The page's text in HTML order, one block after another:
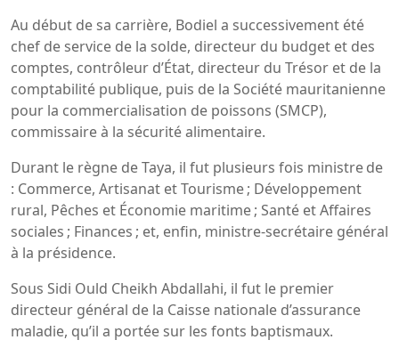
Au début de sa carrière, Bodiel a successivement été
chef de service de la solde, directeur du budget et des
comptes, contrôleur d’État, directeur du Trésor et de la
comptabilité publique, puis de la Société mauritanienne
pour la commercialisation de poissons (SMCP),
commissaire à la sécurité alimentaire.
Durant le règne de Taya, il fut plusieurs fois ministre de
: Commerce, Artisanat et Tourisme ; Développement
rural, Pêches et Économie maritime ; Santé et Affaires
sociales ; Finances ; et, enfin, ministre-secrétaire général
à la présidence.
Sous Sidi Ould Cheikh Abdallahi, il fut le premier
directeur général de la Caisse nationale d’assurance
maladie, qu’il a portée sur les fonts baptismaux.